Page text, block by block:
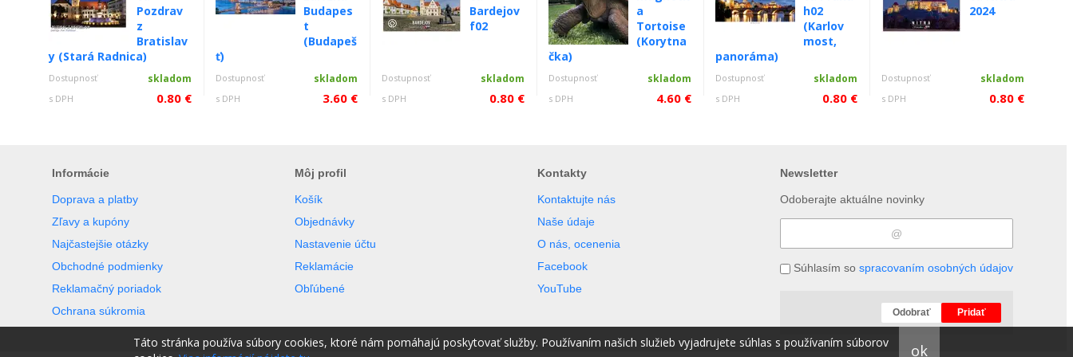
Pozdrav
z
Bratislav
y (Stará Radnica)
Dostupnosť skladom
s DPH 0.80 €
Budapes
t
(Budapeš
ť)
Dostupnosť skladom
s DPH 3.60 €
Bardejov
f02
Dostupnosť skladom
s DPH 0.80 €
a
Tortoise
(Korytna
čka)
Dostupnosť skladom
s DPH 4.60 €
h02
(Karlov
most,
panoráma)
Dostupnosť skladom
s DPH 0.80 €
2024
Dostupnosť skladom
s DPH 0.80 €
Informácie
Doprava a platby
Zľavy a kupóny
Najčastejšie otázky
Obchodné podmienky
Reklamačný poriadok
Ochrana súkromia
Môj profil
Košík
Objednávky
Nastavenie účtu
Reklamácie
Obľúbené
Kontakty
Kontaktujte nás
Naše údaje
O nás, ocenenia
Facebook
YouTube
Newsletter
Odoberajte aktuálne novinky
Súhlasím so spracovaním osobných údajov
Odobrať Pridať
Táto stránka používa súbory cookies, ktoré nám pomáhajú poskytovať služby. Používaním našich služieb vyjadrujete súhlas s používaním súborov
ok